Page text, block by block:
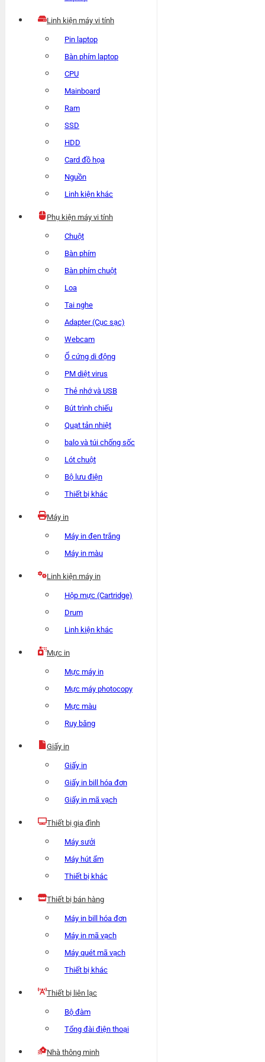
Linh kiện máy vi tính
Pin laptop
Bàn phím laptop
CPU
Mainboard
Ram
SSD
HDD
Card đồ họa
Nguồn
Linh kiện khác
Phụ kiện máy vi tính
Chuột
Bàn phím
Bàn phím chuột
Loa
Tai nghe
Adapter (Cục sạc)
Webcam
Ổ cứng di động
PM diệt virus
Thẻ nhớ và USB
Bút trình chiếu
Quạt tản nhiệt
balo và túi chống sốc
Lót chuột
Bộ lưu điện
Thiết bị khác
Máy in
Máy in đen trắng
Máy in màu
Linh kiện máy in
Hộp mực (Cartridge)
Drum
Linh kiện khác
Mực in
Mực máy in
Mực máy photocopy
Mực màu
Ruy băng
Giấy in
Giấy in
Giấy in bill hóa đơn
Giấy in mã vạch
Thiết bị gia đình
Máy sưởi
Máy hút ẩm
Thiết bị khác
Thiết bị bán hàng
Máy in bill hóa đơn
Máy in mã vạch
Máy quét mã vạch
Thiết bị khác
Thiết bị liên lạc
Bộ đàm
Tổng đài điện thoại
Nhà thông minh